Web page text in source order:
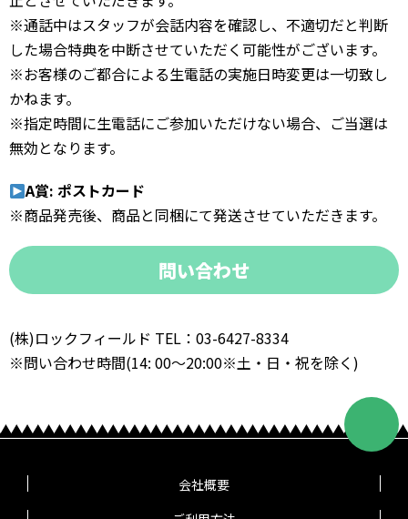
※通話中はスタッフが会話内容を確認し、不適切だと判断
した場合特典を中断させていただく可能性がございます。
※お客様のご都合による生電話の実施日時変更は一切致し
かねます。
※指定時間に生電話にご参加いただけない場合、ご当選は
無効となります。
A賞: ポストカード
※商品発売後、商品と同梱にて発送させていただきます。
問い合わせ
(株)ロックフィールド TEL：03-6427-8334
※問い合わせ時間(14: 00～20:00※土・日・祝を除く)
会社概要